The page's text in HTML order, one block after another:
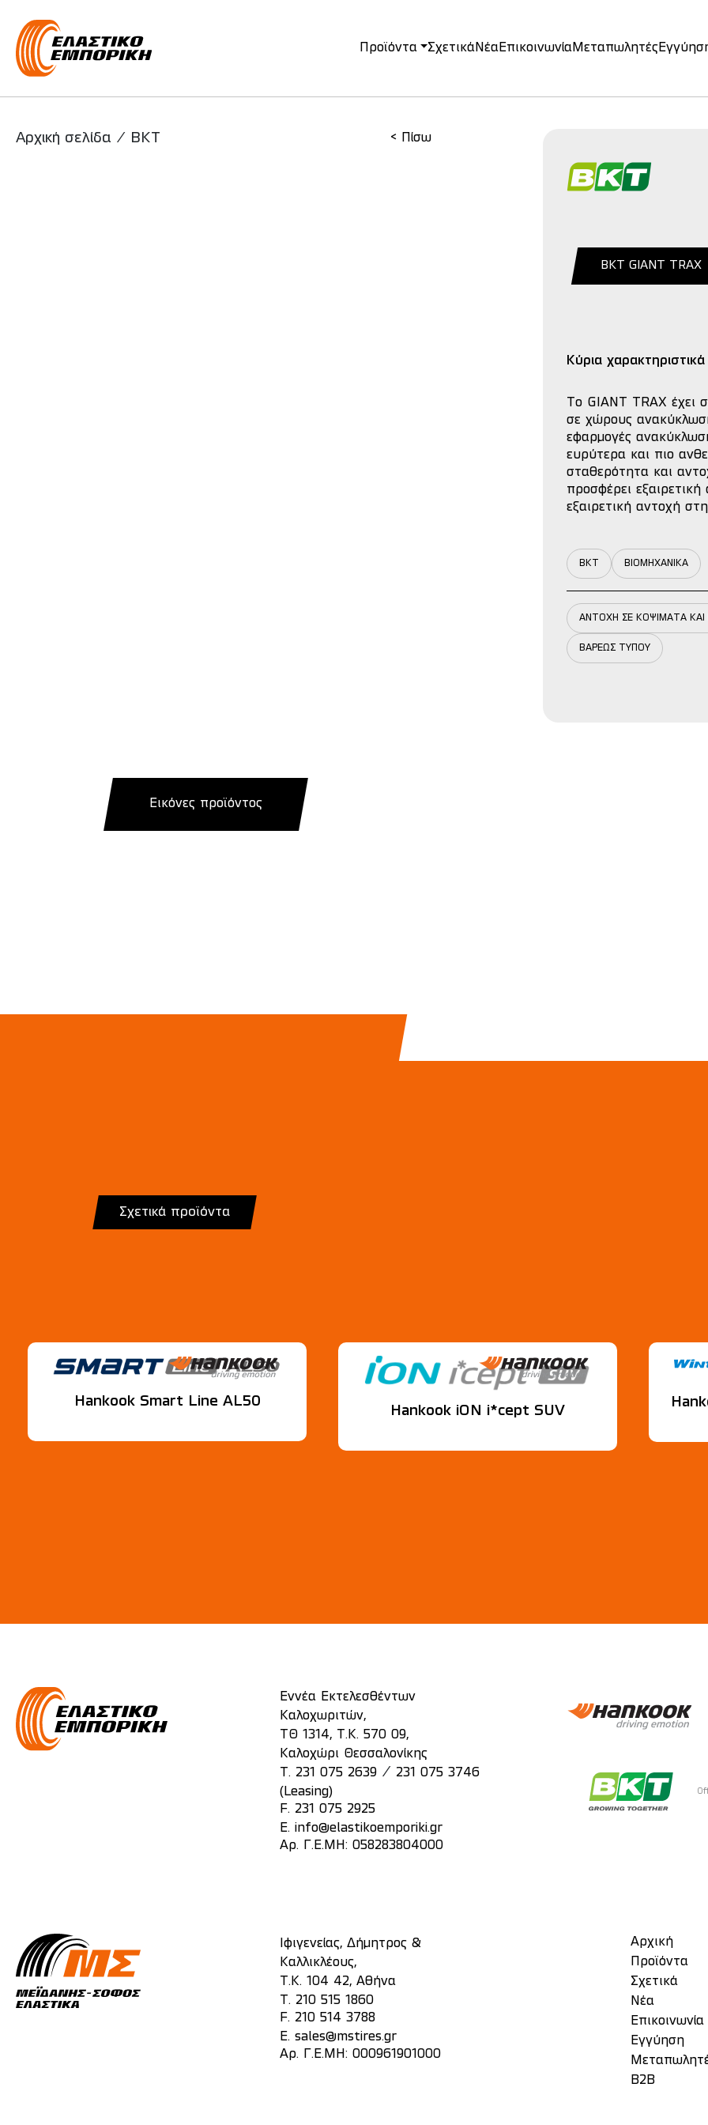
Main Navigation
Προϊόντα Σχετικά Νέα Επικοινωνία Μεταπωλητές
Αρχική σελίδα / BKT < Πίσω
BKT GIANT TRAX
Κύρια χαρακτηριστικά
Το GIANT TRAX έχει
σε χώρους
εφαρμογές
ευρύτερα και πιο
σταθερότητα και
προσφέρει
εξαιρετική αντοχή
BKT ΒΙΟΜΗΧΑΝΙΚΑ
ΑΝΤΟΧΗ ΣΕ ΚΟΨΙΜΑΤΑ
ΒΑΡΕΩΣ ΤΥΠΟΥ
Εικόνες προϊόντος
Σχετικά προϊόντα
Hankook Smart Line AL50
Hankook iON i*cept SUV
Εννέα Εκτελεσθέντων
Καλοχωριτών,
ΤΘ 1314, Τ.Κ. 570 09,
Καλοχώρι Θεσσαλονίκης
T. 231 075 2639/
231 075 3746
(Leasing)
F. 231 075 2925
E.
info@elastikoemporiki.gr
Αρ. Γ.Ε.ΜΗ: 058283804000
Ιφιγενείας, Δήμητρος &
Καλλικλέους,
Τ.Κ. 104 42, Αθήνα
T. 210 515 1860
F. 210 514 3788
E. sales@mstires.gr
Αρ. Γ.Ε.ΜΗ: 000961901000
Αρχική
Προϊόντα
Σχετικά
Νέα
Επικοινωνία
Eγγύηση
Β2Β